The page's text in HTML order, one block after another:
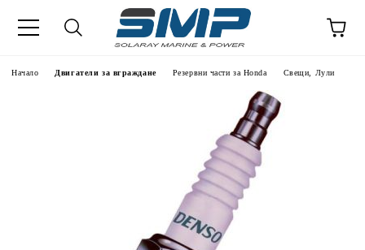
Начало Двигатели за вграждане Резервни части за Honda Свещи, Лули